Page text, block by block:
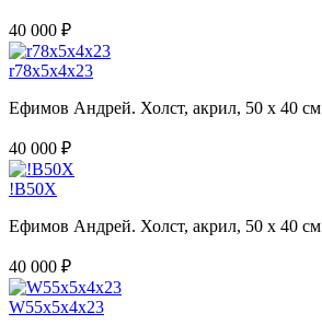
40 000 ₽
r78x5x4x23
Ефимов Андрей. Холст, акрил, 50 х 40 см
40 000 ₽
!B50Х
Ефимов Андрей. Холст, акрил, 50 х 40 см
40 000 ₽
W55x5x4x23